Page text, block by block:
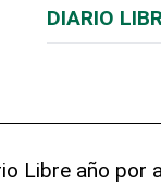
DIARIO
Libre año por